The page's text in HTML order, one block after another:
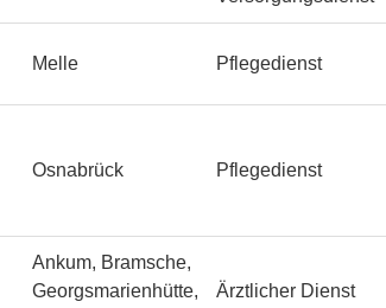
Melle Pflegedienst
Osnabrück Pflegedienst
Ankum, Bramsche,
Georgsmarienhütte,
Ärztlicher Dienst